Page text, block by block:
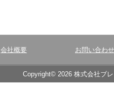
会社概要 お問い合わせ
Copyright© 2026 株式会社ブ